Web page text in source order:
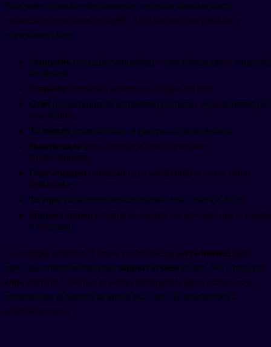
Para poder consolar efectivamente, necesitas dominar cierto
vocabulario emocional en inglés. Aquí van algunas palabras y
expresiones clave:
Sympathy (simpatía/compasión): sentir lástima por la situación
de alguien.
Empathy (empatía): ponerte en el lugar del otro.
Grief (duelo/dolor): el sufrimiento profundo, especialmente por
una pérdida.
To mourn (estar de luto): el proceso de vivir el duelo.
Heartbroken (con el corazón roto): devastado
emocionalmente.
Overwhelmed (abrumado/a): cuando todo se siente como
demasiado.
To cope (lidiar/sobrellevar): manejar una situación difícil.
Support system (sistema de apoyo): las personas que te rodean
y te ayudan.
Un ejemplo práctico: "I know you're feeling overwhelmed right
now, but remember that your support system is here. We'll help you
cope with this." (Sé que te sientes abrumado/a ahora mismo, pero
recuerda que tu sistema de apoyo está aquí. Te ayudaremos a
sobrellevar esto.)